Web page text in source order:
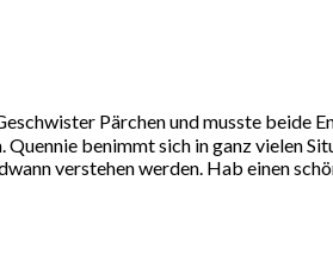
Pärchen und musste beide
benimmt sich in ganz vielen
verstehen werden. Hab einen